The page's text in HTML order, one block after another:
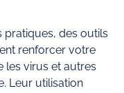
pratiques, des outils
renforcer votre
les virus et autres
Leur utilisation